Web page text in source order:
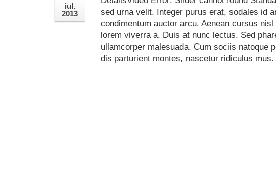
iul.
2013
sed urna velit. Integer purus erat, sodales id
condimentum auctor arcu. Aenean cursus
lorem viverra a. Duis at nunc lectus. Sed
ullamcorper malesuada. Cum sociis natoque
dis parturient montes, nascetur ridiculus